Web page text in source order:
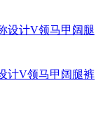
计V领马甲阔腿裤